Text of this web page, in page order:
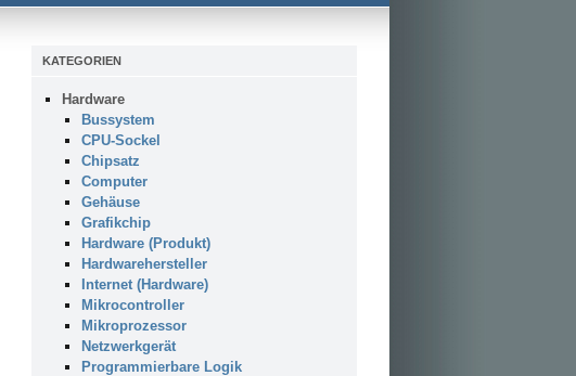
KATEGORIEN
Hardware
Bussystem
CPU-Sockel
Chipsatz
Computer
Gehäuse
Grafikchip
Hardware (Produkt)
Hardwarehersteller
Internet (Hardware)
Mikrocontroller
Mikroprozessor
Netzwerkgerät
Programmierbare Logik